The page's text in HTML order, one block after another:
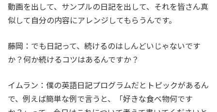
動画を出して、サンプルの日記を出して、それを皆さん真
似して自分の内容にアレンジしてもらうんです。
藤岡：でも日記って、続けるのはしんどいじゃないです
か？何か続けるコツはあるんですか？
イムラン：僕の英語日記プログラムだとトピックがあるん
で、例えば簡単な例で言うと、「好きな食べ物何です